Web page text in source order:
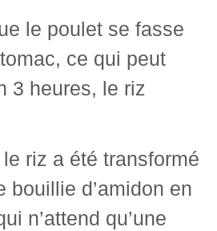
le poulet se fasse
ce qui peut
3 heures, le riz
riz a été transformé
bouillie d’amidon en
n’attend qu’une